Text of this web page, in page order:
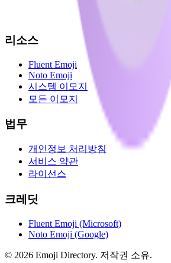
리소스
Fluent Emoji
Noto Emoji
시스템 이모지
모든 이모지
법무
개인정보 처리방침
서비스 약관
라이선스
크레딧
Fluent Emoji (Microsoft)
Noto Emoji (Google)
© 2026 Emoji Directory. 저작권 소유.